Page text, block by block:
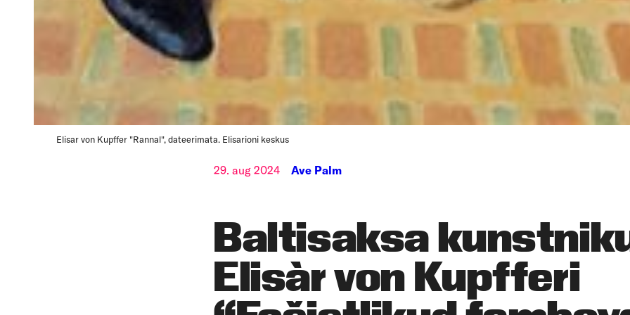
Elisar von Kupffer "Rannal", dateerimata. Elisarioni keskus
Baltisaksa
Elisàr von Kupfferi
29. aug 2024 Ave Palm